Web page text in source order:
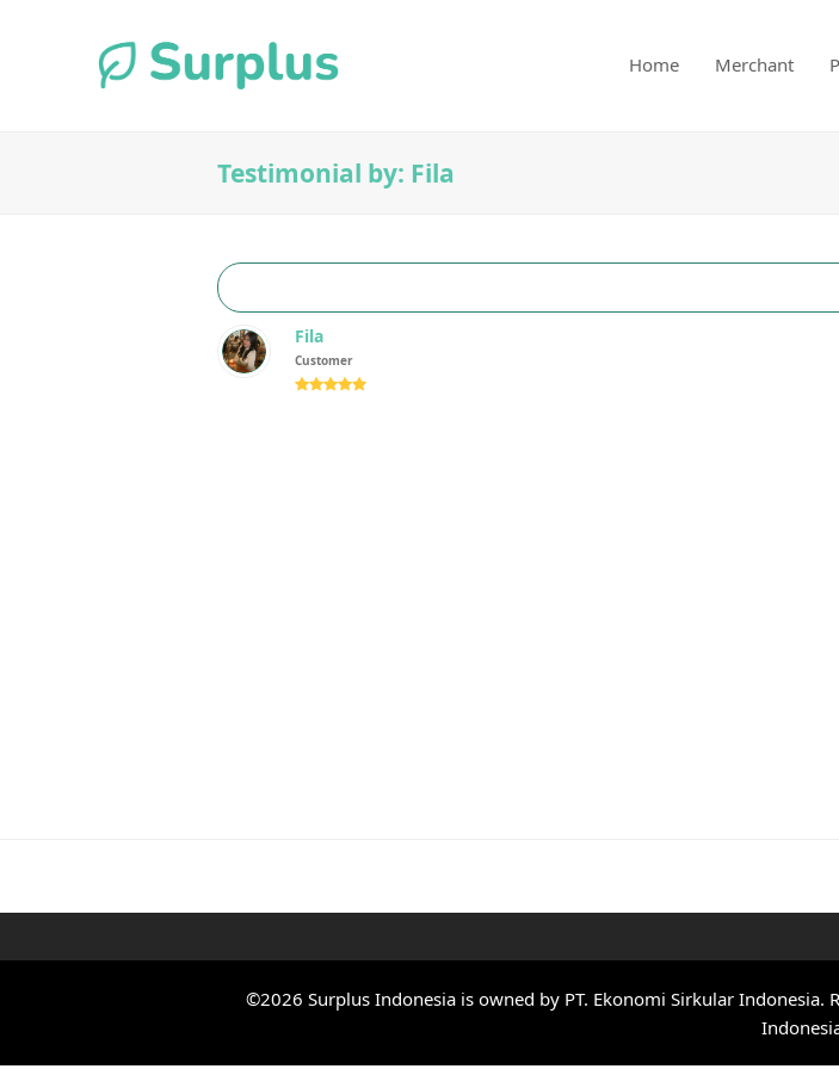
Home Merchant
Testimonial by: Fila
Fila
Customer
Rating:
©2026 Surplus Indonesia is owned by PT. Ekonomi Sirkular Indonesia.